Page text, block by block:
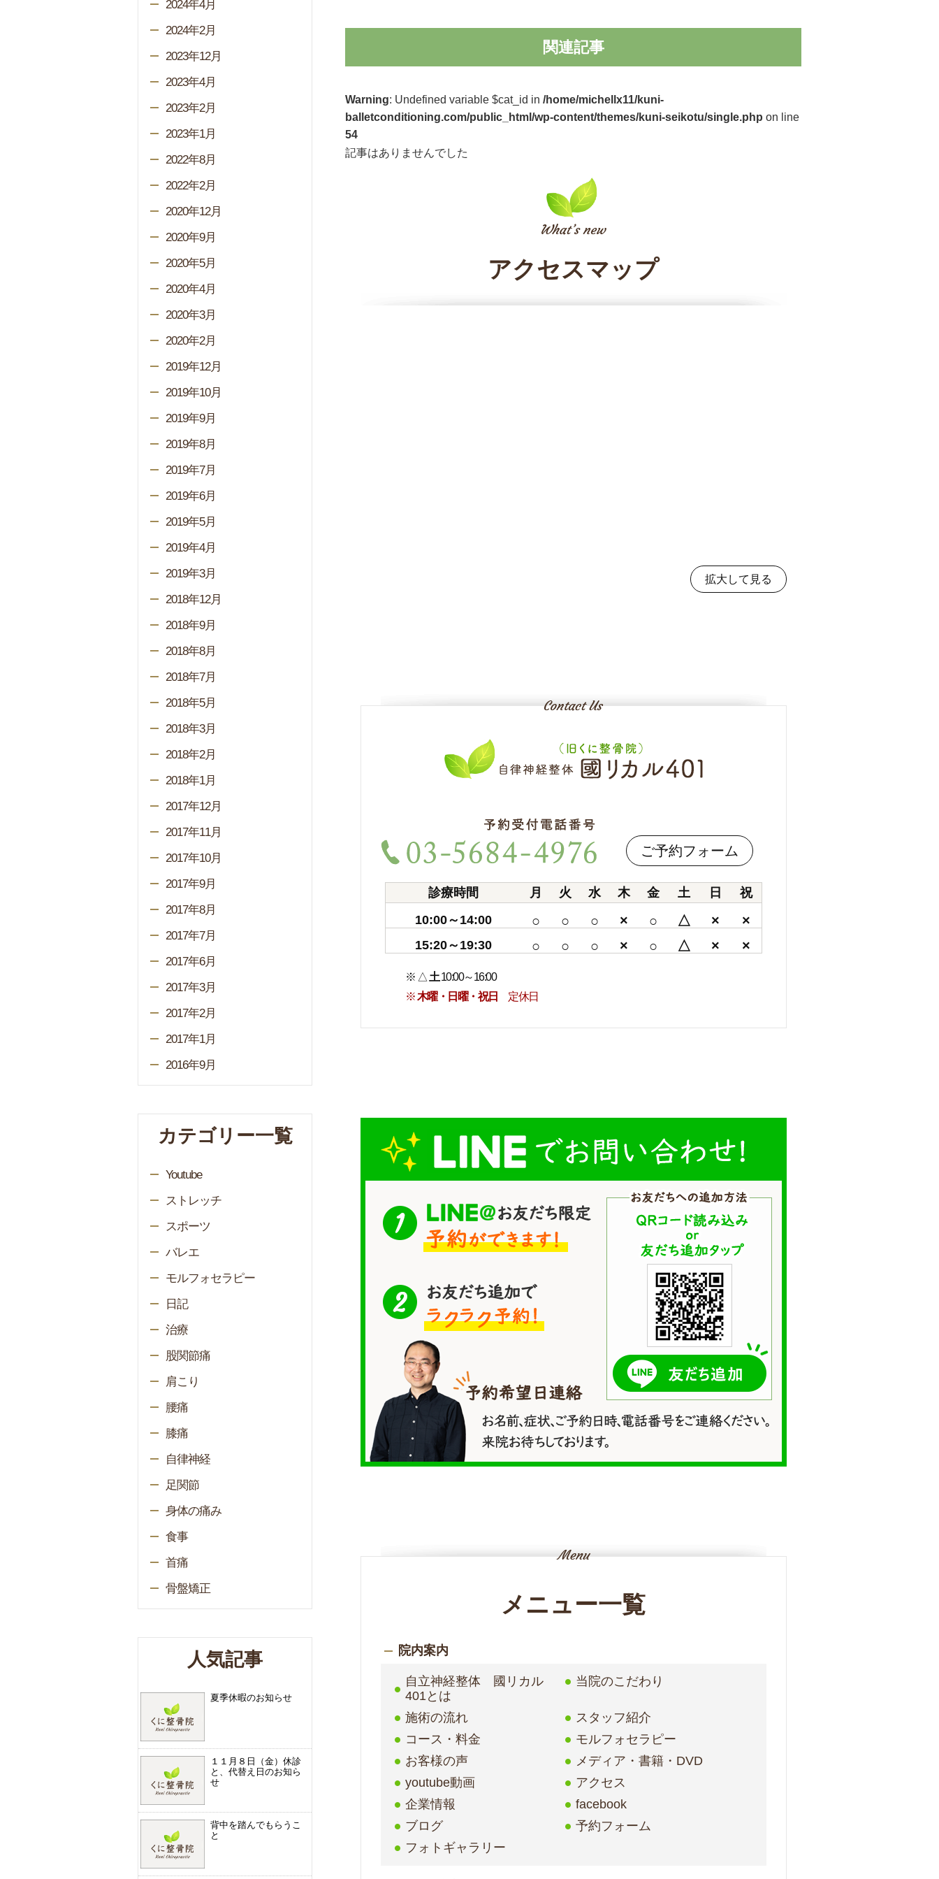
関連記事
Warning: Undefined variable $cat_id in /home/michellx11/kuni-
balletconditioning.com/public_html/wp-content/themes/kuni-seikotu/single.php on line
54
記事はありませんでした
アクセスマップ
拡大して見る
ご予約フォーム
診療時間 月 火 水 木 金 土 日
祝
10:00～14:00
○ ○ ○ × ○ △ × ×
15:20～19:30 ○ ○ ○ × ○ △ × ×
※ △ 土10:00～16:00
※木曜・日曜・祝日 定休日
メニュー一覧
院内案内
自立神経整体 國リカル
401とは
当院のこだわり
施術の流れ
スタッフ紹介
コース・料金
モルフォセラピー
お客様の声
メディア・書籍・DVD
youtube動画
アクセス
企業情報
facebook
ブログ
予約フォーム
フォトギャラリー
2024年4月
2024年2月
2023年12月
2023年4月
2023年2月
2023年1月
2022年8月
2022年2月
2020年12月
2020年9月
2020年5月
2020年4月
2020年3月
2020年2月
2019年12月
2019年10月
2019年9月
2019年8月
2019年7月
2019年6月
2019年5月
2019年4月
2019年3月
2018年12月
2018年9月
2018年8月
2018年7月
2018年5月
2018年3月
2018年2月
2018年1月
2017年12月
2017年11月
2017年10月
2017年9月
2017年8月
2017年7月
2017年6月
2017年3月
2017年2月
2017年1月
2016年9月
カテゴリー一覧
Youtube
ストレッチ
スポーツ
バレエ
モルフォセラピー
日記
治療
股関節痛
肩こり
腰痛
膝痛
自律神経
足関節
身体の痛み
食事
首痛
骨盤矯正
人気記事
夏季休暇のお知らせ
１１月８日（金）休診
と、代替え日のお知ら
せ
背中を踏んでもらうこ
と